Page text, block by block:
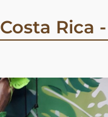
Costa Rica